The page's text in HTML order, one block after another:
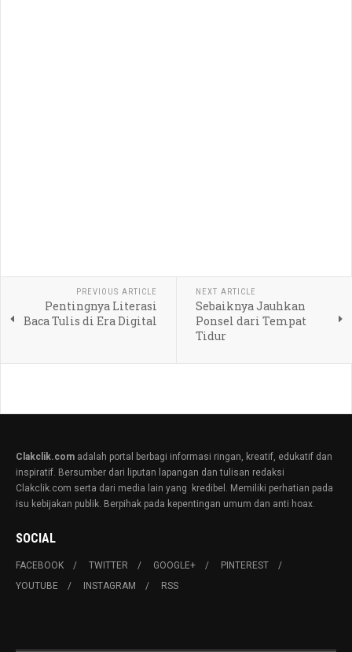
PREVIOUS ARTICLE
Pentingnya Literasi
Baca Tulis di Era Digital
NEXT ARTICLE
Sebaiknya Jauhkan
Ponsel dari Tempat
Tidur
Clakclik.com adalah portal berbagi informasi ringan, kreatif, edukatif dan
inspiratif. Bersumber dari liputan lapangan dan tulisan redaksi
Clakclik.com serta dari media lain yang kredibel. Memiliki perhatian pada
isu kebijakan publik. Berpihak pada kepentingan umum dan anti hoax.
SOCIAL
FACEBOOK TWITTER GOOGLE+
PINTEREST
YOUTUBE
INSTAGRAM RSS